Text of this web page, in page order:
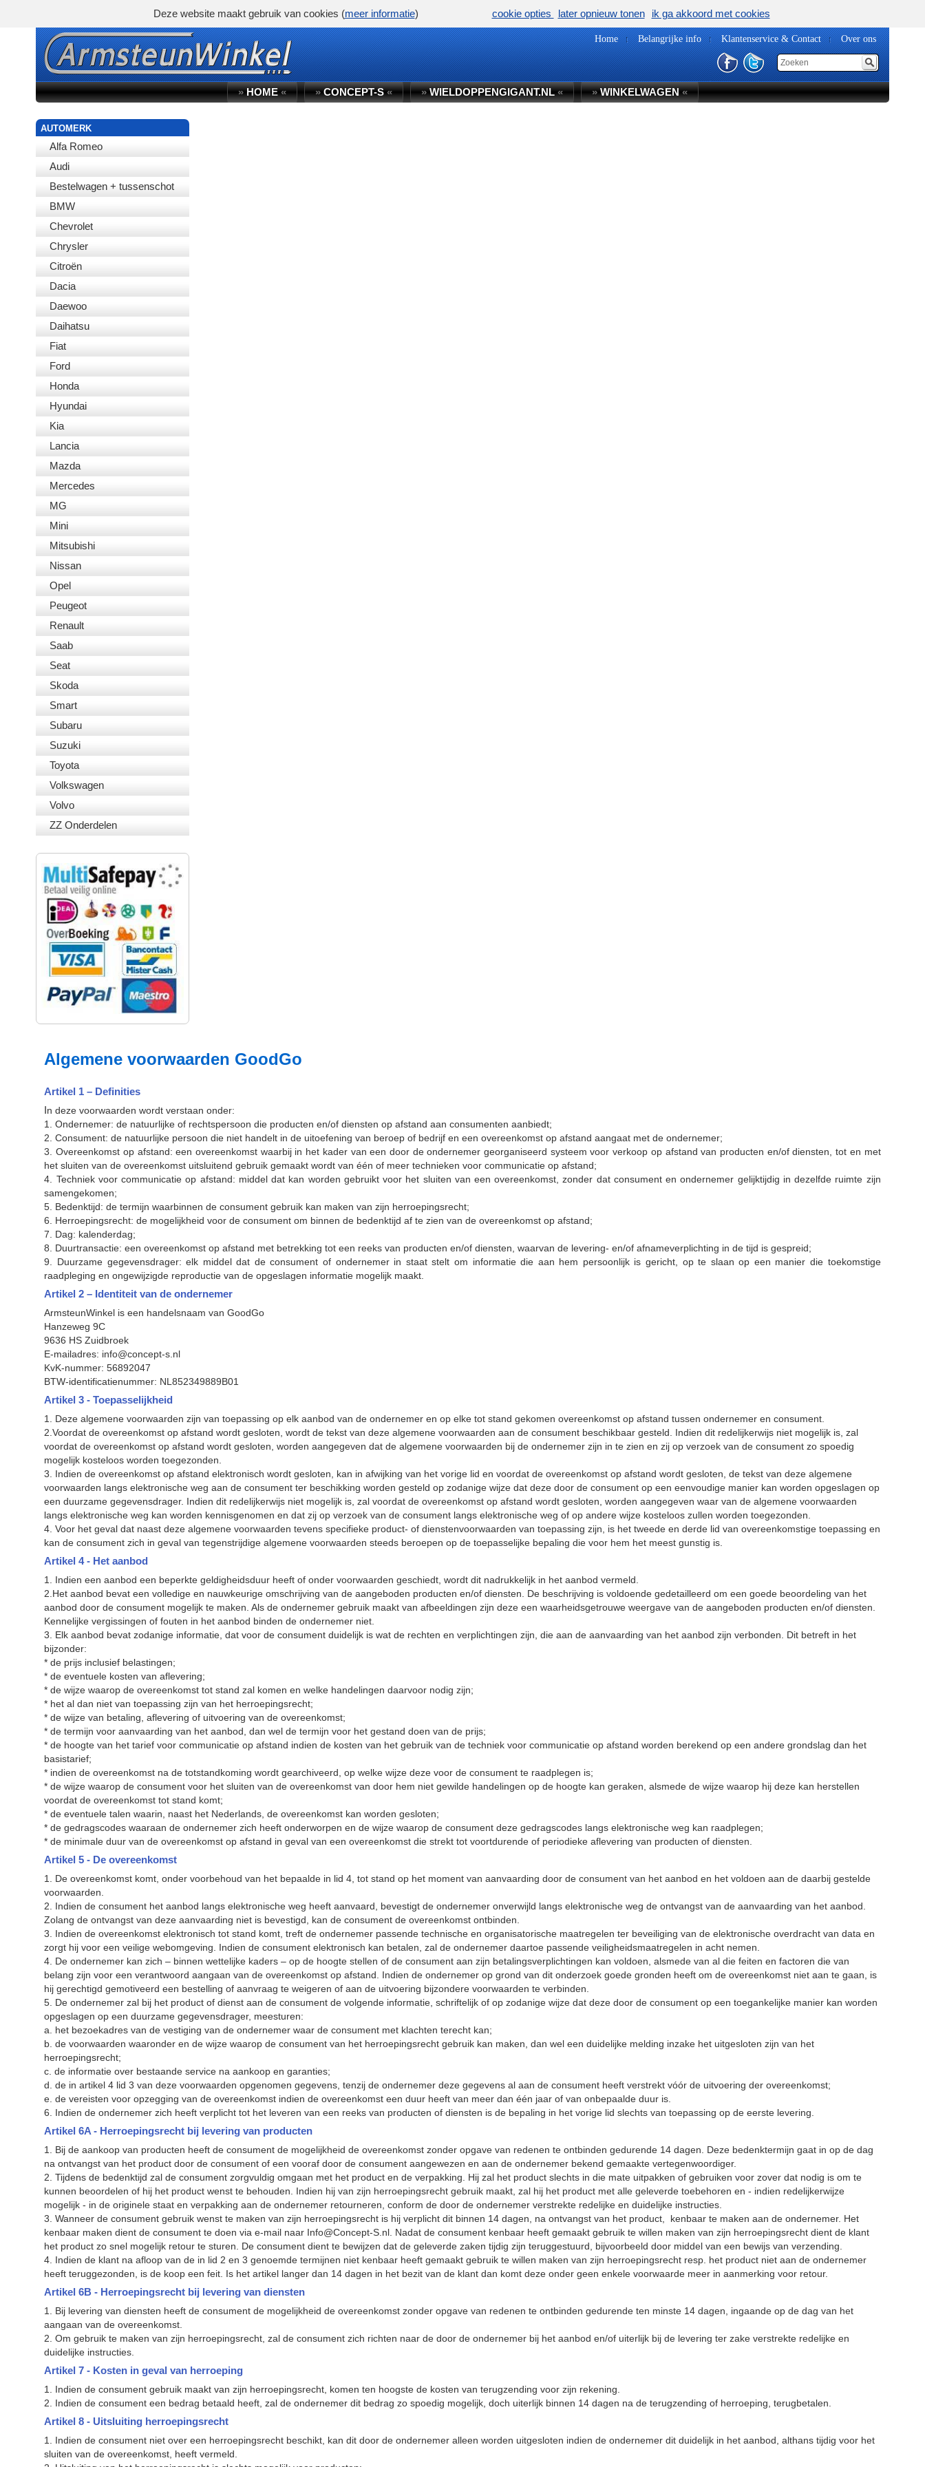
Home Belangrijke info Klantenservice & Contact Over ons
»HOME« »CONCEPT-S« »WIELDOPPENGIGANT.NL« »WINKELWAGEN«
AUTOMERK
Alfa Romeo
Audi
Bestelwagen + tussenschot
BMW
Chevrolet
Chrysler
Citroën
Dacia
Daewoo
Daihatsu
Fiat
Ford
Honda
Hyundai
Kia
Lancia
Mazda
Mercedes
MG
Mini
Mitsubishi
Nissan
Opel
Peugeot
Renault
Saab
Seat
Skoda
Smart
Subaru
Suzuki
Toyota
Volkswagen
Volvo
ZZ Onderdelen
Algemene voorwaarden GoodGo
Artikel 1 – Definities
In deze voorwaarden wordt verstaan onder:
1. Ondernemer: de natuurlijke of rechtspersoon die producten en/of diensten op afstand aan consumenten aanbiedt;
2. Consument: de natuurlijke persoon die niet handelt in de uitoefening van beroep of bedrijf en een overeenkomst op afstand aangaat met de ondernemer;
3. Overeenkomst op afstand: een overeenkomst waarbij in het kader van een door de ondernemer georganiseerd systeem voor verkoop op afstand van producten en/of diensten, tot en met
het sluiten van de overeenkomst uitsluitend gebruik gemaakt wordt van één of meer technieken voor communicatie op afstand;
4. Techniek voor communicatie op afstand: middel dat kan worden gebruikt voor het sluiten van een overeenkomst, zonder dat consument en ondernemer gelijktijdig in dezelfde ruimte zijn
samengekomen;
5. Bedenktijd: de termijn waarbinnen de consument gebruik kan maken van zijn herroepingsrecht;
6. Herroepingsrecht: de mogelijkheid voor de consument om binnen de bedenktijd af te zien van de overeenkomst op afstand;
7. Dag: kalenderdag;
8. Duurtransactie: een overeenkomst op afstand met betrekking tot een reeks van producten en/of diensten, waarvan de levering- en/of afnameverplichting in de tijd is gespreid;
9. Duurzame gegevensdrager: elk middel dat de consument of ondernemer in staat stelt om informatie die aan hem persoonlijk is gericht, op te slaan op een manier die toekomstige
raadpleging en ongewijzigde reproductie van de opgeslagen informatie mogelijk maakt.
Artikel 2 – Identiteit van de ondernemer
ArmsteunWinkel is een handelsnaam vanGoodGo
Hanzeweg 9C
9636 HS Zuidbroek
E-mailadres: info@concept-s.nl
KvK-nummer: 56892047
BTW-identificatienummer: NL852349889B01
Artikel 3 - Toepasselijkheid
1. Deze algemene voorwaarden zijn van toepassing op elk aanbod van de ondernemer en op elke tot stand gekomen overeenkomst op afstand tussen ondernemer en consument.
2.Voordat de overeenkomst op afstand wordt gesloten, wordt de tekst van deze algemene voorwaarden aan de consument beschikbaar gesteld. Indien dit redelijkerwijs niet mogelijk is, zal
voordat de overeenkomst op afstand wordt gesloten, worden aangegeven dat de algemene voorwaarden bij de ondernemer zijn in te zien en zij op verzoek van de consument zo spoedig
mogelijk kosteloos worden toegezonden.
3. Indien de overeenkomst op afstand elektronisch wordt gesloten, kan in afwijking van het vorige lid en voordat de overeenkomst op afstand wordt gesloten, de tekst van deze algemene
voorwaarden langs elektronische weg aan de consument ter beschikking worden gesteld op zodanige wijze dat deze door de consument op eeneenvoudige manier kan worden opgeslagen op
een duurzame gegevensdrager. Indien dit redelijkerwijs niet mogelijk is, zal voordat de overeenkomst op afstand wordt gesloten, worden aangegeven waar van de algemene voorwaarden
langs elektronische weg kan worden kennisgenomen en dat zij op verzoek van de consument langs elektronische weg of op andere wijze kosteloos zullen worden toegezonden.
4. Voor het geval dat naast deze algemene voorwaarden tevens specifieke product- of dienstenvoorwaarden van toepassing zijn, is het tweede en derde lid van overeenkomstige toepassing en
kan de consument zich in geval van tegenstrijdige algemene voorwaarden steeds beroepen op de toepasselijke bepaling die voor hem het meest gunstig is.
Artikel 4 - Het aanbod
1. Indien een aanbod een beperkte geldigheidsduur heeft of onder voorwaarden geschiedt, wordt dit nadrukkelijk in het aanbod vermeld.
2.Het aanbod bevat een volledige en nauwkeurige omschrijving van de aangeboden producten en/of diensten. De beschrijving is voldoende gedetailleerd om een goede beoordeling van het
aanbod door de consument mogelijk te maken. Als de ondernemer gebruik maakt van afbeeldingen zijn deze een waarheidsgetrouwe weergave vande aangeboden producten en/of diensten.
Kennelijke vergissingen of fouten in het aanbod binden de ondernemer niet.
3. Elk aanbod bevat zodanige informatie, dat voor de consument duidelijk is wat de rechten en verplichtingen zijn, die aan de aanvaarding van het aanbod zijn verbonden. Dit betreft in het
bijzonder:
* de prijs inclusief belastingen;
* de eventuele kosten van aflevering;
* de wijze waarop de overeenkomst tot stand zal komen en welke handelingen daarvoor nodig zijn;
* het al dan niet van toepassing zijn van het herroepingsrecht;
* de wijze van betaling, aflevering of uitvoering van de overeenkomst;
* de termijn voor aanvaarding van het aanbod, dan wel de termijn voor het gestand doen van de prijs;
* de hoogte van het tarief voor communicatie op afstand indien de kosten van het gebruik van de techniek voor communicatie opafstand worden berekend op een andere grondslag dan het
basistarief;
* indien de overeenkomst na de totstandkoming wordt gearchiveerd, op welke wijze deze voor de consument te raadplegen is;
* de wijze waarop de consument voor het sluiten van de overeenkomst van door hem niet gewilde handelingen op de hoogte kangeraken, alsmede de wijze waarop hij deze kan herstellen
voordat de overeenkomst tot stand komt;
* de eventuele talen waarin, naast het Nederlands, de overeenkomst kan worden gesloten;
* de gedragscodes waaraan de ondernemer zich heeft onderworpen en de wijze waarop de consument deze gedragscodes langselektronische weg kan raadplegen;
* de minimale duur van de overeenkomst op afstand in geval van een overeenkomst die strekt tot voortdurende of periodiekeaflevering van producten of diensten.
Artikel 5 - De overeenkomst
1. De overeenkomst komt, onder voorbehoud van het bepaalde in lid 4, tot stand op het moment van aanvaarding door de consument van het aanbod en het voldoen aan de daarbij gestelde
voorwaarden.
2. Indien de consument het aanbod langs elektronische weg heeft aanvaard, bevestigt de ondernemer onverwijld langs elektronische weg de ontvangst van de aanvaarding van het aanbod.
Zolang de ontvangst van deze aanvaarding niet is bevestigd, kan de consument de overeenkomst ontbinden.
3. Indien de overeenkomst elektronisch tot stand komt, treft de ondernemer passende technische en organisatorische maatregelen ter beveiliging van de elektronische overdracht van data en
zorgt hij voor een veilige webomgeving. Indien de consument elektronisch kan betalen, zal de ondernemer daartoe passende veiligheidsmaatregelen in acht nemen.
4. De ondernemer kan zich – binnen wettelijke kaders – op de hoogte stellen of de consument aan zijn betalingsverplichtingen kan voldoen, alsmede van al die feiten en factoren die van
belang zijn voor een verantwoord aangaan van de overeenkomst op afstand. Indien de ondernemer op grond van dit onderzoek goede gronden heeft om de overeenkomst niet aan te gaan, is
hij gerechtigd gemotiveerd een bestelling ofaanvraag te weigeren of aan de uitvoering bijzondere voorwaarden te verbinden.
5. De ondernemer zal bij het product of dienst aan de consument de volgende informatie, schriftelijk of op zodanige wijze dat deze door de consument op een toegankelijke manier kan worden
opgeslagen op een duurzame gegevensdrager, meesturen:
a. het bezoekadres van de vestiging van de ondernemer waar de consument met klachten terecht kan;
b. de voorwaarden waaronder en de wijze waarop de consument van het herroepingsrechtgebruik kan maken, dan wel een duidelijke melding inzake het uitgesloten zijn van het
herroepingsrecht;
c. de informatie over bestaande service na aankoop en garanties;
d. de in artikel 4 lid 3 van deze voorwaarden opgenomen gegevens, tenzij de ondernemer deze gegevens al aan de consument heeft verstrekt vóór de uitvoering der overeenkomst;
e. de vereisten voor opzegging van de overeenkomst indien de overeenkomst een duur heeft van meer dan één jaar of van onbepaalde duur is.
6. Indien de ondernemer zich heeft verplicht tot het leveren van een reeks van producten of diensten is de bepaling in het vorige lid slechts van toepassing op de eerste levering.
Artikel 6A - Herroepingsrecht bij levering van producten
1. Bij de aankoop van producten heeft de consument de mogelijkheid de overeenkomst zonder opgave van redenen te ontbinden gedurende 14 dagen. Deze bedenktermijn gaat in op de dag
na ontvangst van het product door de consument of een vooraf door de consument aangewezen en aan de ondernemer bekend gemaakte vertegenwoordiger.
2. Tijdens de bedenktijd zal de consument zorgvuldig omgaan met het product en de verpakking. Hij zal het product slechts in die mate uitpakken of gebruiken voor zover dat nodig is om te
kunnen beoordelen of hij het product wenst te behouden. Indien hij van zijn herroepingsrecht gebruik maakt, zal hij het product met alle geleverde toebehoren en - indien redelijkerwijze
mogelijk - in de originele staat en verpakking aan de ondernemer retourneren, conform de door de ondernemer verstrekte redelijke en duidelijke instructies.
3. Wanneer de consument gebruik wenst te maken van zijn herroepingsrecht is hij verplicht dit binnen 14 dagen, na ontvangst van het product, kenbaar te maken aan de ondernemer. Het
kenbaar maken dient de consument te doen via e-mail naar Info@Concept-S.nl. Nadat de consument kenbaar heeft gemaakt gebruik te willen maken van zijn herroepingsrecht dient de klant
het product zo snel mogelijk retour te sturen. De consument dient te bewijzen dat de geleverde zaken tijdig zijn teruggestuurd, bijvoorbeeld door middel van een bewijs van verzending.
4. Indien de klant na afloop van de in lid 2 en 3 genoemde termijnen niet kenbaar heeft gemaakt gebruik te willen maken van zijn herroepingsrecht resp. het product niet aan de ondernemer
heeft teruggezonden, is de koop een feit. Is het artikel langer dan 14 dagen in het bezit van de klant dan komt deze onder geen enkele voorwaarde meer in aanmerking voor retour.
Artikel 6B - Herroepingsrecht bij levering van diensten
1. Bij levering van diensten heeft de consument de mogelijkheid de overeenkomst zonder opgave van redenen te ontbinden gedurende ten minste 14 dagen, ingaande op de dag van het
aangaan van de overeenkomst.
2. Om gebruik te maken van zijn herroepingsrecht, zal de consument zich richten naar de door de ondernemer bij het aanbod en/of uiterlijk bij de levering ter zake verstrekte redelijke en
duidelijke instructies.
Artikel 7 - Kosten in geval van herroeping
1. Indien de consument gebruik maakt van zijn herroepingsrecht, komen ten hoogste de kosten van terugzending voor zijn rekening.
2. Indien de consument een bedrag betaald heeft, zal de ondernemer dit bedrag zo spoedig mogelijk, doch uiterlijk binnen 14 dagen na de terugzending of herroeping, terugbetalen.
Artikel 8 - Uitsluiting herroepingsrecht
1. Indien de consument niet over een herroepingsrecht beschikt, kan dit door de ondernemer alleen worden uitgesloten indien de ondernemer dit duidelijk in het aanbod, althans tijdig voor het
sluiten van de overeenkomst, heeft vermeld.
Deze website maakt gebruik van cookies (meer informatie) cookie opties later opnieuw tonen ik ga akkoord met cookies